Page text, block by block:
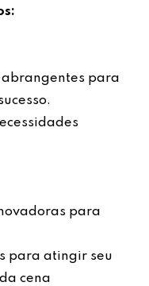
abrangentes para
para
para atingir seu
cena